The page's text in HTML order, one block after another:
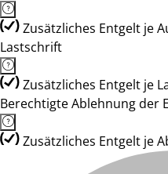
Zusätzliches Entgelt je
Lastschrift
Zusätzliches Entgelt je
Berechtigte Ablehnung der
Zusätzliches Entgelt je